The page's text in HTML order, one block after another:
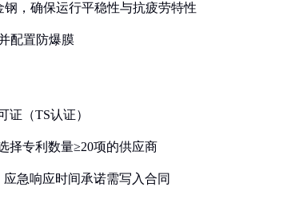
，确保运行平稳性与抗疲劳特性
配置防爆膜
证（TS认证）
择专利数量≥20项的供应商
急响应时间承诺需写入合同